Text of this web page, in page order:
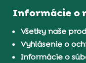
Informácie o
Všetky naše
Vyhlásenie o
Informácie o